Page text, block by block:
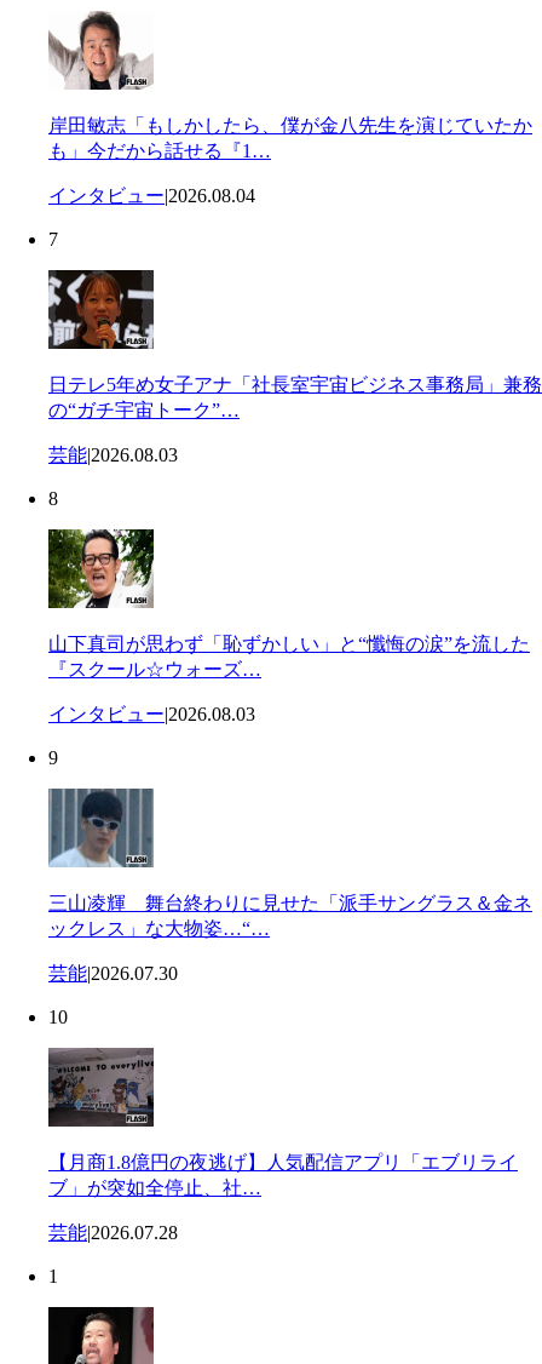
岸田敏志「もしかしたら、僕が金八先生を演じていたか
も」今だから話せる『1…
インタビュー|2026.08.04
7
日テレ5年め女子アナ「社長室宇宙ビジネス事務局」兼務
の“ガチ宇宙トーク”…
芸能|2026.08.03
8
山下真司が思わず「恥ずかしい」と“懺悔の涙”を流した
『スクール☆ウォーズ…
インタビュー|2026.08.03
9
三山凌輝 舞台終わりに見せた「派手サングラス＆金ネ
ックレス」な大物姿…“…
芸能|2026.07.30
10
【月商1.8億円の夜逃げ】人気配信アプリ「エブリライ
ブ」が突如全停止、社…
芸能|2026.07.28
1